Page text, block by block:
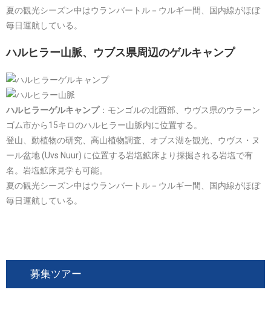
夏の観光シーズン中はウランバートル－ウルギー間、国内線がほぼ
毎日運航している。
ハルヒラー山脈、ウブス県周辺のゲルキャンプ
ハルヒラーゲルキャンプ：モンゴルの北西部、ウヴス県のウラーン
ゴム市から15キロのハルヒラー山脈内に位置する。
登山、動植物の研究、高山植物調査、オブス湖を観光、ウヴス・ヌ
ール盆地 (Uvs Nuur) に位置する岩塩鉱床より採掘される岩塩で有
名。岩塩鉱床見学も可能。
夏の観光シーズン中はウランバートル－ウルギー間、国内線がほぼ
毎日運航している。
募集ツアー